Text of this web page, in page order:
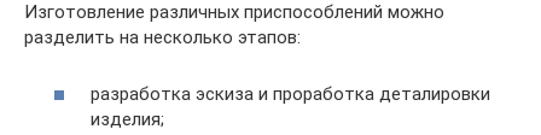
Изготовление различных приспособлений можно
разделить на несколько этапов:
разработка эскиза и проработка деталировки
изделия;